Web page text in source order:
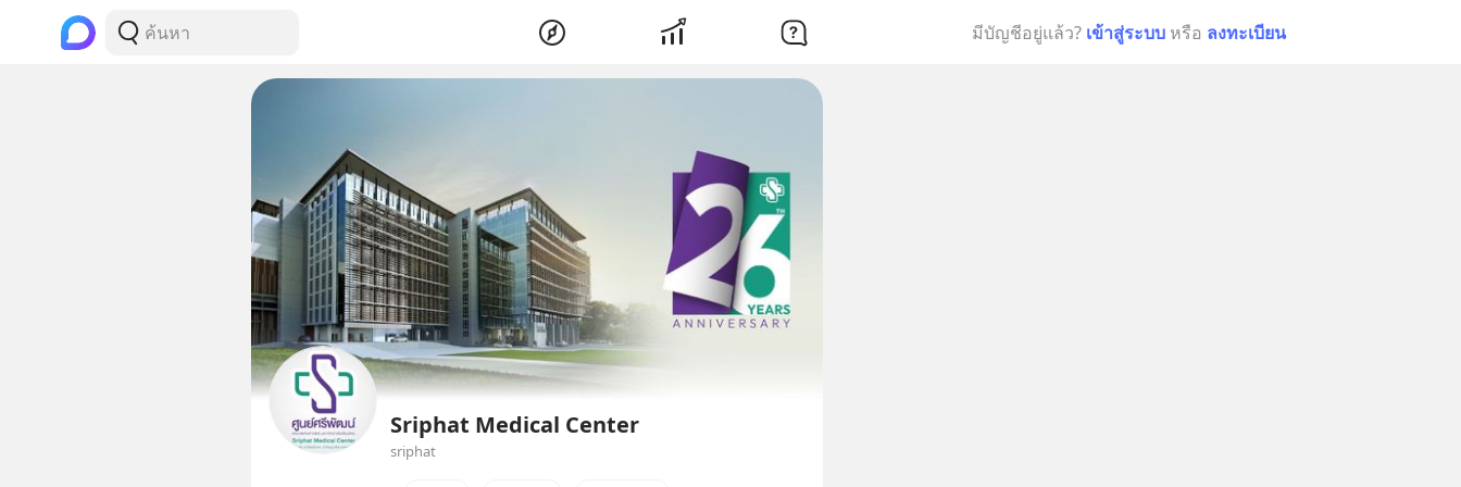
มีบัญชีอยู่แล้ว? เข้าสู่ระบบ หรือ ลงทะเบียน
Sriphat Medical Center
sriphat